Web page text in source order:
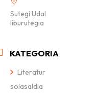
Sutegi Udal
liburutegia
KATEGORIA
Literatur
solasaldia